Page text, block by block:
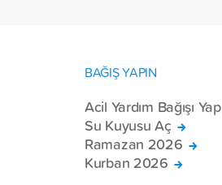
BAĞIŞ YAPIN
Acil Yardım Bağışı Yap
Su Kuyusu Aç
Ramazan 2026
Kurban 2026